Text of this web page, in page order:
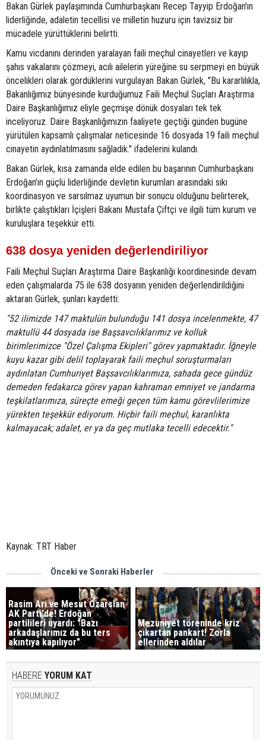
Bakan Gürlek paylaşımında Cumhurbaşkanı Recep Tayyip Erdoğan'ın
liderliğinde, adaletin tecellisi ve milletin huzuru için tavizsiz bir
mücadele yürüttüklerini belirtti.
Kamu vicdanını derinden yaralayan faili meçhul cinayetleri ve kayıp
şahıs vakalarını çözmeyi, acılı ailelerin yüreğine su serpmeyi en büyük
öncelikleri olarak gördüklerini vurgulayan Bakan Gürlek, "Bu kararlılıkla,
Bakanlığımız bünyesinde kurduğumuz Faili Meçhul Suçları Araştırma
Daire Başkanlığımız eliyle geçmişe dönük dosyaları tek tek
inceliyoruz. Daire Başkanlığımızın faaliyete geçtiği günden bugüne
yürütülen kapsamlı çalışmalar neticesinde 16 dosyada 19 faili meçhul
cinayetin aydınlatılmasını sağladık." ifadelerini kulandı.
Bakan Gürlek, kısa zamanda elde edilen bu başarının Cumhurbaşkanı
Erdoğan'ın güçlü liderliğinde devletin kurumları arasındaki sıkı
koordinasyon ve sarsılmaz uyumun bir sonucu olduğunu belirterek,
birlikte çalıştıkları İçişleri Bakanı Mustafa Çiftçi ve ilgili tüm kurum ve
kuruluşlara teşekkür etti.
638 dosya yeniden değerlendiriliyor
Faili Meçhul Suçları Araştırma Daire Başkanlığı koordinesinde devam
eden çalışmalarda 75 ile 638 dosyanın yeniden değerlendirildiğini
aktaran Gürlek, şunları kaydetti:
"52 ilimizde 147 maktulün bulunduğu 141 dosya incelenmekte, 47
maktullü 44 dosyada ise Başsavcılıklarımız ve kolluk
birimlerimizce "Özel Çalışma Ekipleri" görev yapmaktadır. İğneyle
kuyu kazar gibi delil toplayarak faili meçhul soruşturmaları
aydınlatan Cumhuriyet Başsavcılıklarımıza, sahada gece gündüz
demeden fedakarca görev yapan kahraman emniyet ve jandarma
teşkilatlarımıza, süreçte emeği geçen tüm kamu görevlilerimize
yürekten teşekkür ediyorum. Hiçbir faili meçhul, karanlıkta
kalmayacak; adalet, er ya da geç mutlaka tecelli edecektir."
Kaynak: TRT Haber
Önceki ve Sonraki Haberler
Rasim Arı ve Mesut Özarslan
AK Parti'de! Erdoğan
partilileri uyardı: "Bazı
arkadaşlarımız da bu ters
akıntıya kapılıyor"
Mezuniyet töreninde kriz
çıkartan pankart! Zorla
ellerinden aldılar
HABERE YORUM KAT